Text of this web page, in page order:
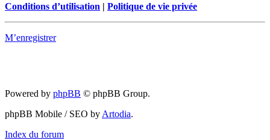
Conditions d’utilisation | Politique de vie privée
M’enregistrer
Powered by phpBB © phpBB Group.
phpBB Mobile / SEO by Artodia.
Index du forum